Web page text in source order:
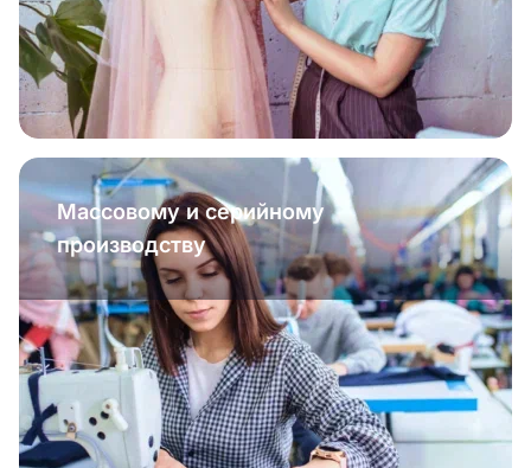
Массовому и серийному
производству